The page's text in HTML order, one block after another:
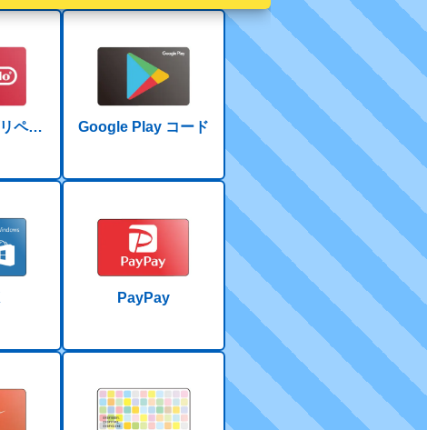
ペイ
Google Play コード
PayPay